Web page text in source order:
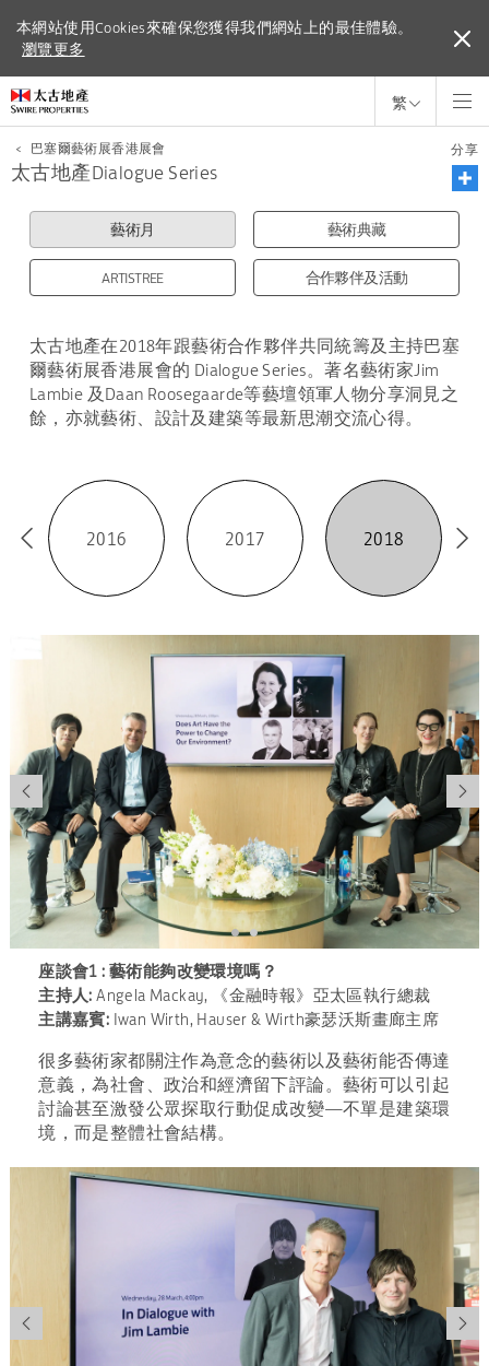
本網站使用Cookies來確保您獲得我們網站上的最佳體驗。
瀏覽更多
本網站使用Cookies來確保您獲得我們網站上的最佳體驗。
瀏覽更多
繁
< 巴塞爾藝術展香港展會
太古地產Dialogue Series
分享
藝術月 藝術典藏
ARTISTREE 合作夥伴及活動
太古地產在2018年跟藝術合作夥伴共同統籌及主持巴塞
爾藝術展香港展會的 Dialogue Series。著名藝術家Jim
Lambie 及Daan Roosegaarde等藝壇領軍人物分享洞見之
餘，亦就藝術、設計及建築等最新思潮交流心得。
2016 2017 2018
座談會1 : 藝術能夠改變環境嗎？
主持人: Angela Mackay, 《金融時報》亞太區執行總裁
主講嘉賓: Iwan Wirth, Hauser & Wirth豪瑟沃斯畫廊主席
很多藝術家都關注作為意念的藝術以及藝術能否傳達
意義，為社會、政治和經濟留下評論。藝術可以引起
討論甚至激發公眾探取行動促成改變—不單是建築環
境，而是整體社會結構。